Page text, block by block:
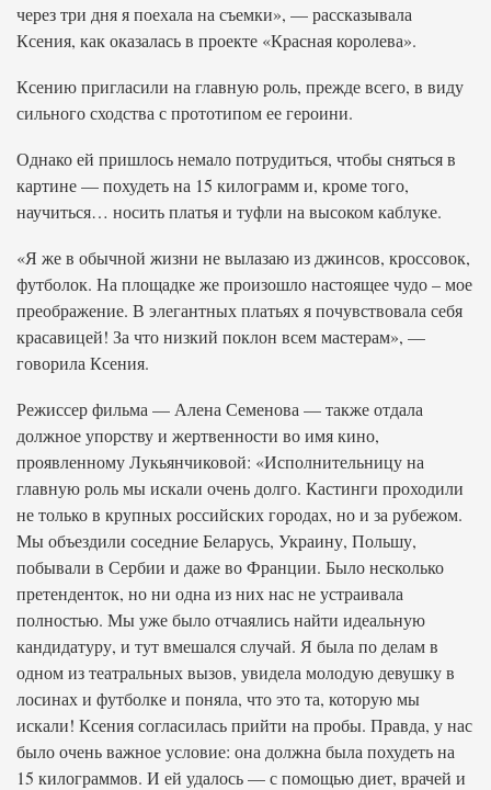
через три дня я поехала на съемки», — рассказывала
Ксения, как оказалась в проекте «Красная королева».
Ксению пригласили на главную роль, прежде всего, в виду
сильного сходства с прототипом ее героини.
Однако ей пришлось немало потрудиться, чтобы сняться в
картине — похудеть на 15 килограмм и, кроме того,
научиться… носить платья и туфли на высоком каблуке.
«Я же в обычной жизни не вылазаю из джинсов, кроссовок,
футболок. На площадке же произошло настоящее чудо – мое
преображение. В элегантных платьях я почувствовала себя
красавицей! За что низкий поклон всем мастерам», —
говорила Ксения.
Режиссер фильма — Алена Семенова — также отдала
должное упорству и жертвенности во имя кино,
проявленному Лукьянчиковой: «Исполнительницу на
главную роль мы искали очень долго. Кастинги проходили
не только в крупных российских городах, но и за рубежом.
Мы объездили соседние Беларусь, Украину, Польшу,
побывали в Сербии и даже во Франции. Было несколько
претенденток, но ни одна из них нас не устраивала
полностью. Мы уже было отчаялись найти идеальную
кандидатуру, и тут вмешался случай. Я была по делам в
одном из театральных вызов, увидела молодую девушку в
лосинах и футболке и поняла, что это та, которую мы
искали! Ксения согласилась прийти на пробы. Правда, у нас
было очень важное условие: она должна была похудеть на
15 килограммов. И ей удалось — с помощью диет, врачей и